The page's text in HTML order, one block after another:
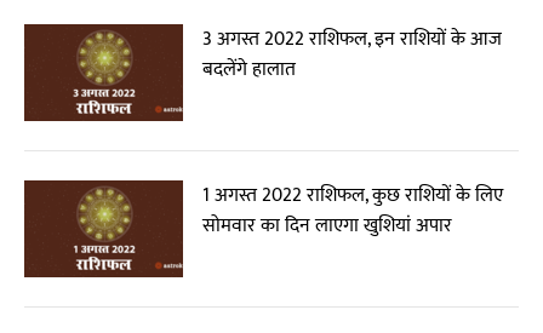
3 अगस्त 2022 राशिफल, इन राशियों के आज
बदलेंगे हालात
1 अगस्त 2022 राशिफल, कुछ राशियों के लिए
सोमवार का दिन लाएगा खुशियां अपार